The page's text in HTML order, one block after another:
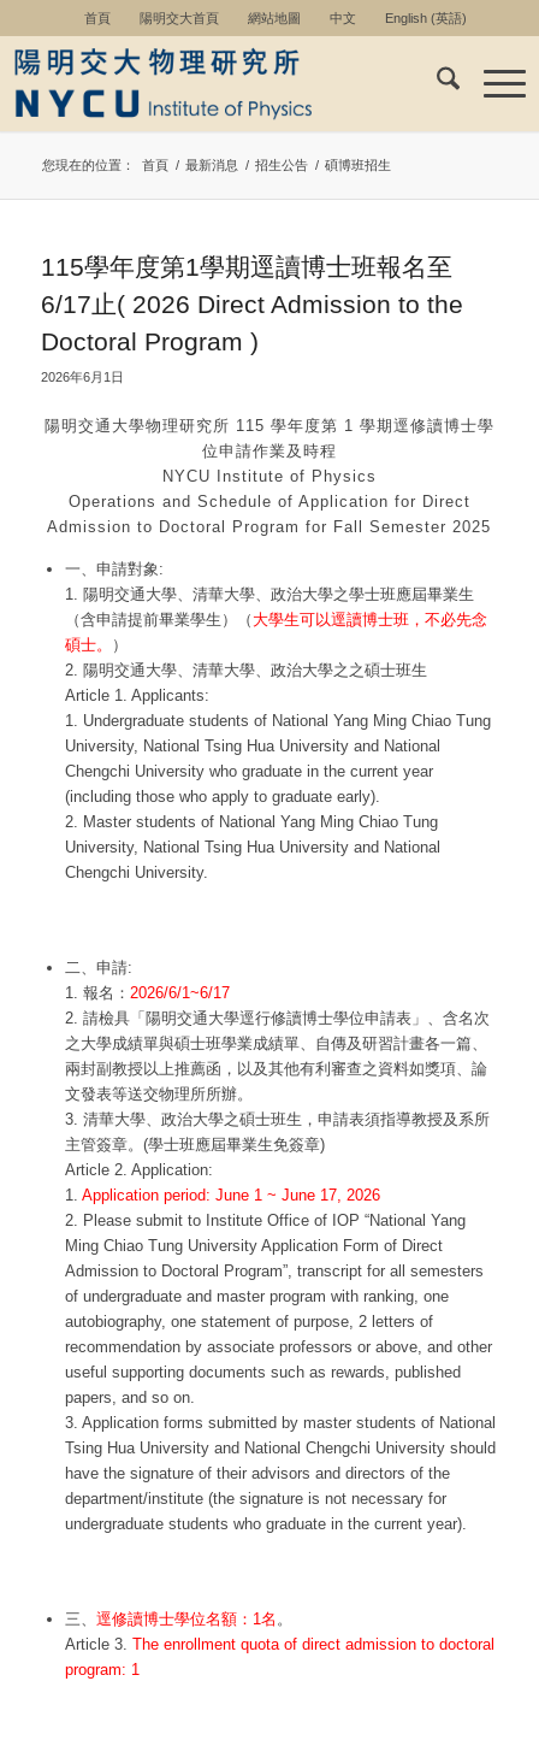
首頁 陽明交大首頁 網站地圖 中文 English(英語)
您現在的位置： 首頁 / 最新消息 / 招生公告 / 碩博班招生
115學年度第1學期逕讀博士班報名至
6/17止( 2026 Direct Admission to the
Doctoral Program )
2026年6月1日
陽明交通大學物理研究所 115 學年度第 1 學期逕修讀博士學
位申請作業及時程
NYCU Institute of Physics
Operations and Schedule of Application for Direct
Admission to Doctoral Program for Fall Semester 2025
一、申請對象:
1. 陽明交通大學、清華大學、政治大學之學士班應屆畢業生
（含申請提前畢業學生）（ 大學生可以逕讀博士班，不必先念
碩士。
）
2. 陽明交通大學、清華大學、政治大學之之碩士班生
Article 1. Applicants:
1. Undergraduate students of National Yang Ming Chiao Tung
University, National Tsing Hua University and National
Chengchi University who graduate in the current year
(including those who apply to graduate early).
2. Master students of National Yang Ming Chiao Tung
University, National Tsing Hua University and National
Chengchi University.
二、申請:
1. 報名： 2026/6/1~6/17
2. 請檢具「陽明交通大學逕行修讀博士學位申請表」、含名次
之大學成績單與碩士班學業成績單、自傳及研習計畫各一篇、
兩封副教授以上推薦函，以及其他有利審查之資料如獎項、論
文發表等送交物理所所辦。
3. 清華大學、政治大學之碩士班生，申請表須指導教授及系所
主管簽章。(學士班應屆畢業生免簽章)
Article 2. Application:
1. Application period: June 1 ~ June 17, 2026
2. Please submit to Institute Office of IOP “National Yang
Ming Chiao Tung University Application Form of Direct
Admission to Doctoral Program”, transcript for all semesters
of undergraduate and master program with ranking, one
autobiography, one statement of purpose, 2 letters of
recommendation by associate professors or above, and other
useful supporting documents such as rewards, published
papers, and so on.
3. Application forms submitted by master students of National
Tsing Hua University and National Chengchi University should
have the signature of their advisors and directors of the
department/institute (the signature is not necessary for
undergraduate students who graduate in the current year).
三、 逕修讀博士學位名額：1名 。
Article 3. The enrollment quota of direct admission to doctoral
program: 1